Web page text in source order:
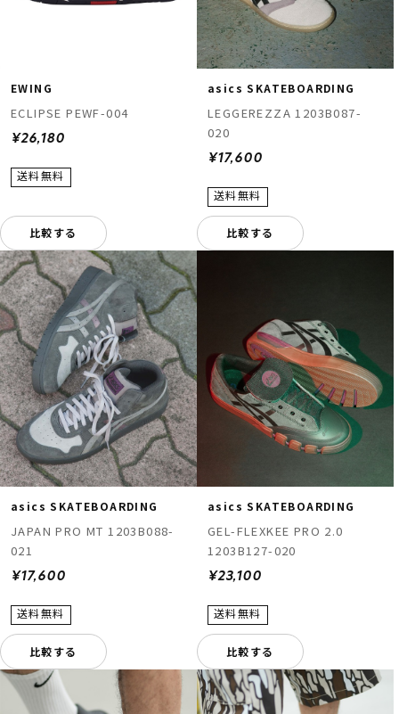
EWING
ECLIPSE PEWF-004
¥26,180
比較する
asics SKATEBOARDING
LEGGEREZZA 1203B087-
020
¥17,600
比較する
asics SKATEBOARDING
JAPAN PRO MT 1203B088-
021
¥17,600
比較する
asics SKATEBOARDING
GEL-FLEXKEE PRO 2.0
1203B127-020
¥23,100
比較する